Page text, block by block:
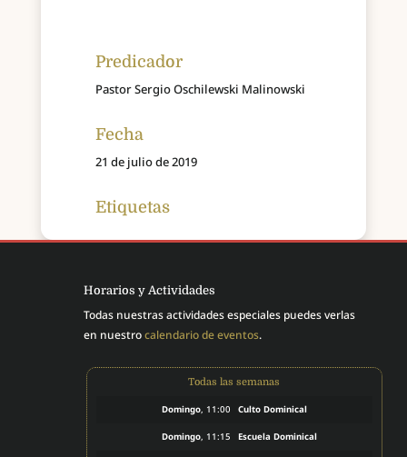
Predicador
Pastor Sergio Oschilewski Malinowski
Fecha
21 de julio de 2019
Etiquetas
Horarios y Actividades
Todas nuestras actividades especiales puedes verlas
en nuestrocalendario de eventos.
Todas las semanas
Domingo, 11:00 Culto Dominical
Domingo, 11:15 Escuela Dominical